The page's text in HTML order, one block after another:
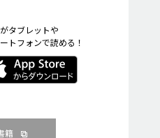
タブレットや
トフォンで読める！
籍